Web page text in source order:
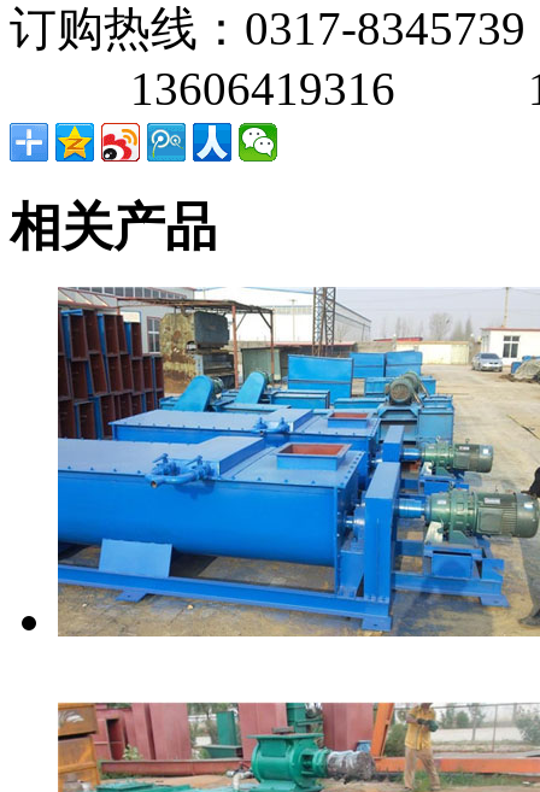
订购热线： 0317-8345739
13606419316
相关产品